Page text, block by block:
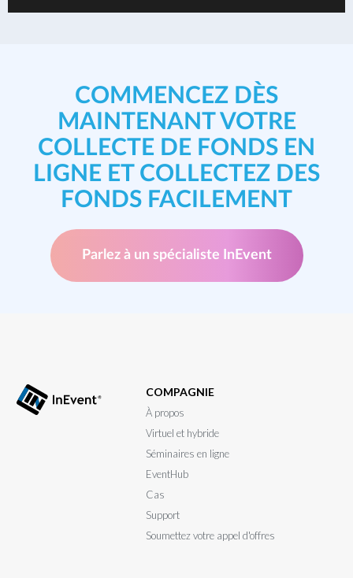
COMMENCEZ DÈS
MAINTENANT VOTRE
COLLECTE DE FONDS EN
LIGNE ET COLLECTEZ DES
FONDS FACILEMENT
Parlez à un spécialiste InEvent
COMPAGNIE
À propos
Virtuel et hybride
Séminaires en ligne
EventHub
Cas
Support
Soumettez votre appel d'offres